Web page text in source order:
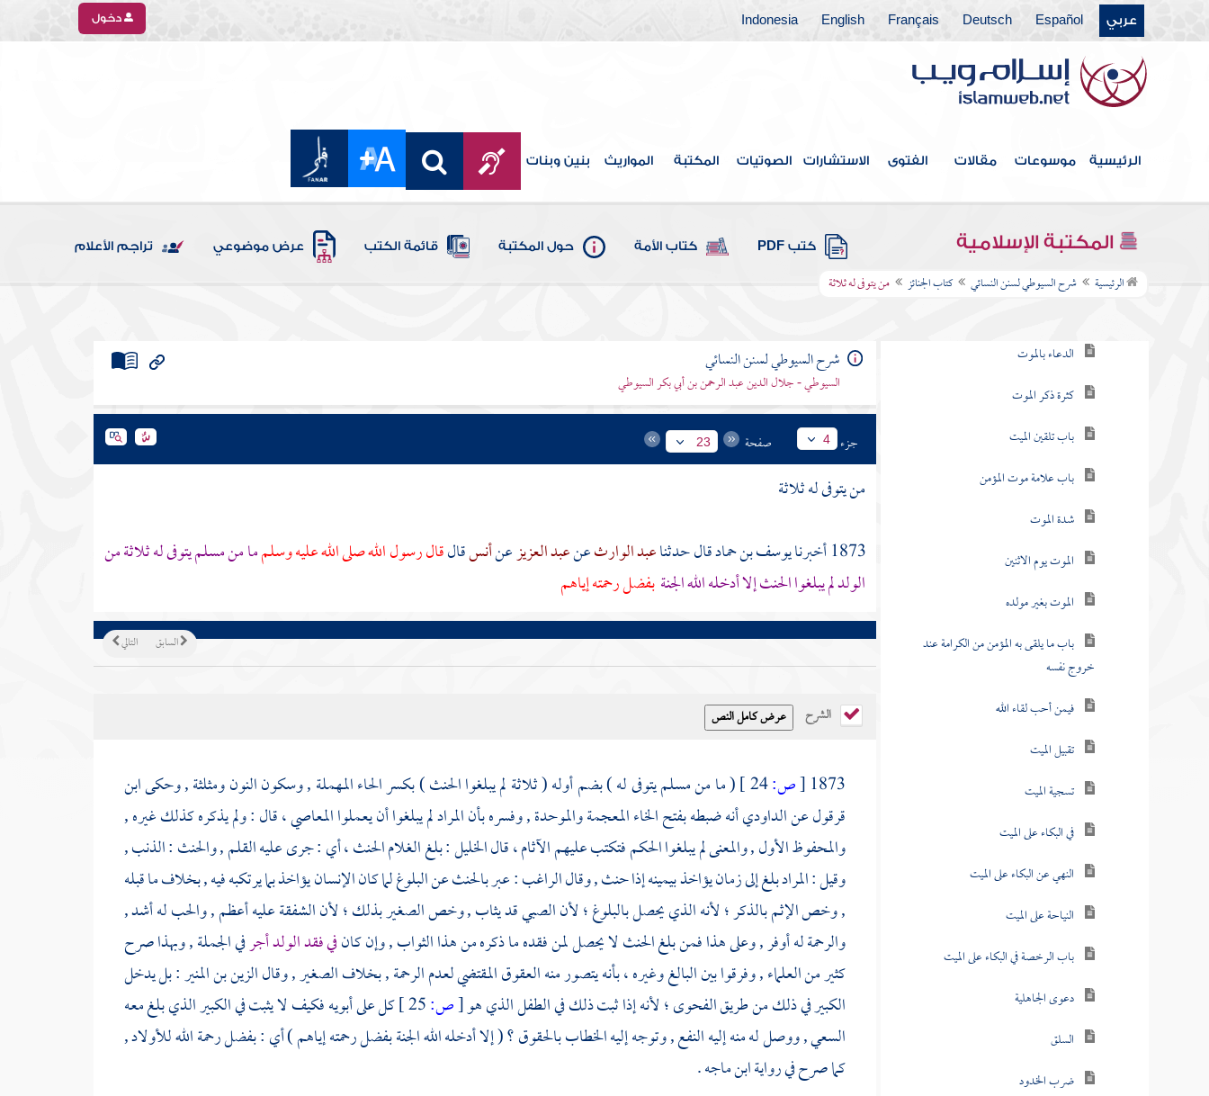
عربي Español
Deutsch
Français
English
Indonesia دخول
الرئيسية موسوعات مقالات الفتوى الاستشارات الصوتيات المكتبة المواريث بنين وبنات
المكتبة الإسلامية كتب PDF كتاب الأمة حول المكتبة قائمة الكتب عرض موضوعي تراجم الأعلام
الرئيسية شرح السيوطي لسنن النسائي كتاب الجنائز من يتوفى له ثلاثة
كتاب تقصير الصلاة في السفر
كتاب الكسوف
كتاب الاستسقاء
كتاب صلاة الخوف
كتاب صلاة العيدين
كتاب قيام الليل وتطوع النهار
كتاب الجنائز
الدعاء بالموت
كثرة ذكر الموت
باب تلقين الميت
باب علامة موت المؤمن
شدة الموت
الموت يوم الاثنين
الموت بغير مولده
باب ما يلقى به المؤمن من الكرامة عند
خروج نفسه
فيمن أحب لقاء الله
تقبيل الميت
تسجية الميت
في البكاء على الميت
النهي عن البكاء على الميت
النياحة على الميت
باب الرخصة في البكاء على الميت
دعوى الجاهلية
السلق
ضرب الخدود
شرح السيوطي لسنن النسائي
السيوطي - جلال الدين عبد الرحمن بن أبي بكر السيوطي
جزء 4 صفحة 23
من يتوفى له ثلاثة
1873 أخبرنا
يوسف بن حمادقال حدثناعبد الوارثعنعبد العزيزعنأنسقالقال رسول الله صلى الله عليه وسلمما من مسلم يتوفى له ثلاثة من
الولد لم يبلغوا الحنث إلا أدخله الله الجنةبفضل رحمته إياهم
التالي السابق
الشرح
1873
[ص:24 ] ( ما من مسلم يتوفى له ) بضم أوله ( ثلاثة لم يبلغوا الحنث ) بكسر الحاء المهملة , وسكون النون ومثلثة , وحكىابن
قرقولعنالداوديأنه ضبطه بفتح الخاء المعجمة والموحدة , وفسره بأن المراد لم يبلغوا أن يعملوا المعاصي ، قال : ولم يذكره كذلك غيره ,
والمحفوظ الأول , والمعنى لم يبلغوا الحكم فتكتب عليهم الآثام ، قالالخليل: بلغ الغلام الحنث ، أي : جرى عليه القلم , والحنث : الذنب ,
وقيل : المراد بلغ إلى زمان يؤاخذ بيمينه إذا حنث , وقالالراغب: عبر بالحنث عن البلوغ لما كان الإنسان يؤاخذ بما يرتكبه فيه , بخلاف ما قبله
, وخص الإثم بالذكر ؛ لأنه الذي يحصل بالبلوغ ؛ لأن الصبي قد يثاب , وخص الصغير بذلك ؛ لأن الشفقة عليه أعظم , والحب له أشد ,
والرحمة له أوفر , وعلى هذا فمن بلغ الحنث لا يحصل لمن فقده ما ذكره من هذا الثواب , وإن كانفي فقد الولد أجرفي الجملة , وبهذا صرح
كثير من العلماء , وفرقوا بين البالغ وغيره ، بأنه يتصور منه العقوق المقتضي لعدم الرحمة , بخلاف الصغير , وقالالزين بن المنير: بل يدخل
الكبير في ذلك من طريقالفحوى ؛لأنه إذا ثبت ذلك في الطفل الذي هو[ص:
كل على أبويه فكيف لا يثبت في الكبير الذي بلغ معه
السعي , ووصل له منه إليه النفع , وتوجه إليه الخطاب بالحقوق ؟ ( إلا أدخله الله الجنة بفضل رحمته إياهم ) أي : بفضل رحمة الله للأولاد ,
كما صرح في روايةابن ماجه.